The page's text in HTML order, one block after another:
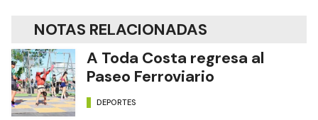
NOTAS RELACIONADAS
A Toda Costa regresa al
Paseo Ferroviario
DEPORTES